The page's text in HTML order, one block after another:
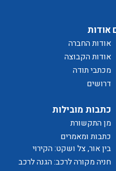
כתבות מובילות
מן התקשורת
כתבות ומאמרים
בין אור, צל ושקט: הקירוי
כאלמנט מעצב בחוויית המרחב
חניה מקורה לרכב: הגנה לרכב
אודות
אודות החברה
אודות הקבוצה
מכתבי תודה
דרושים